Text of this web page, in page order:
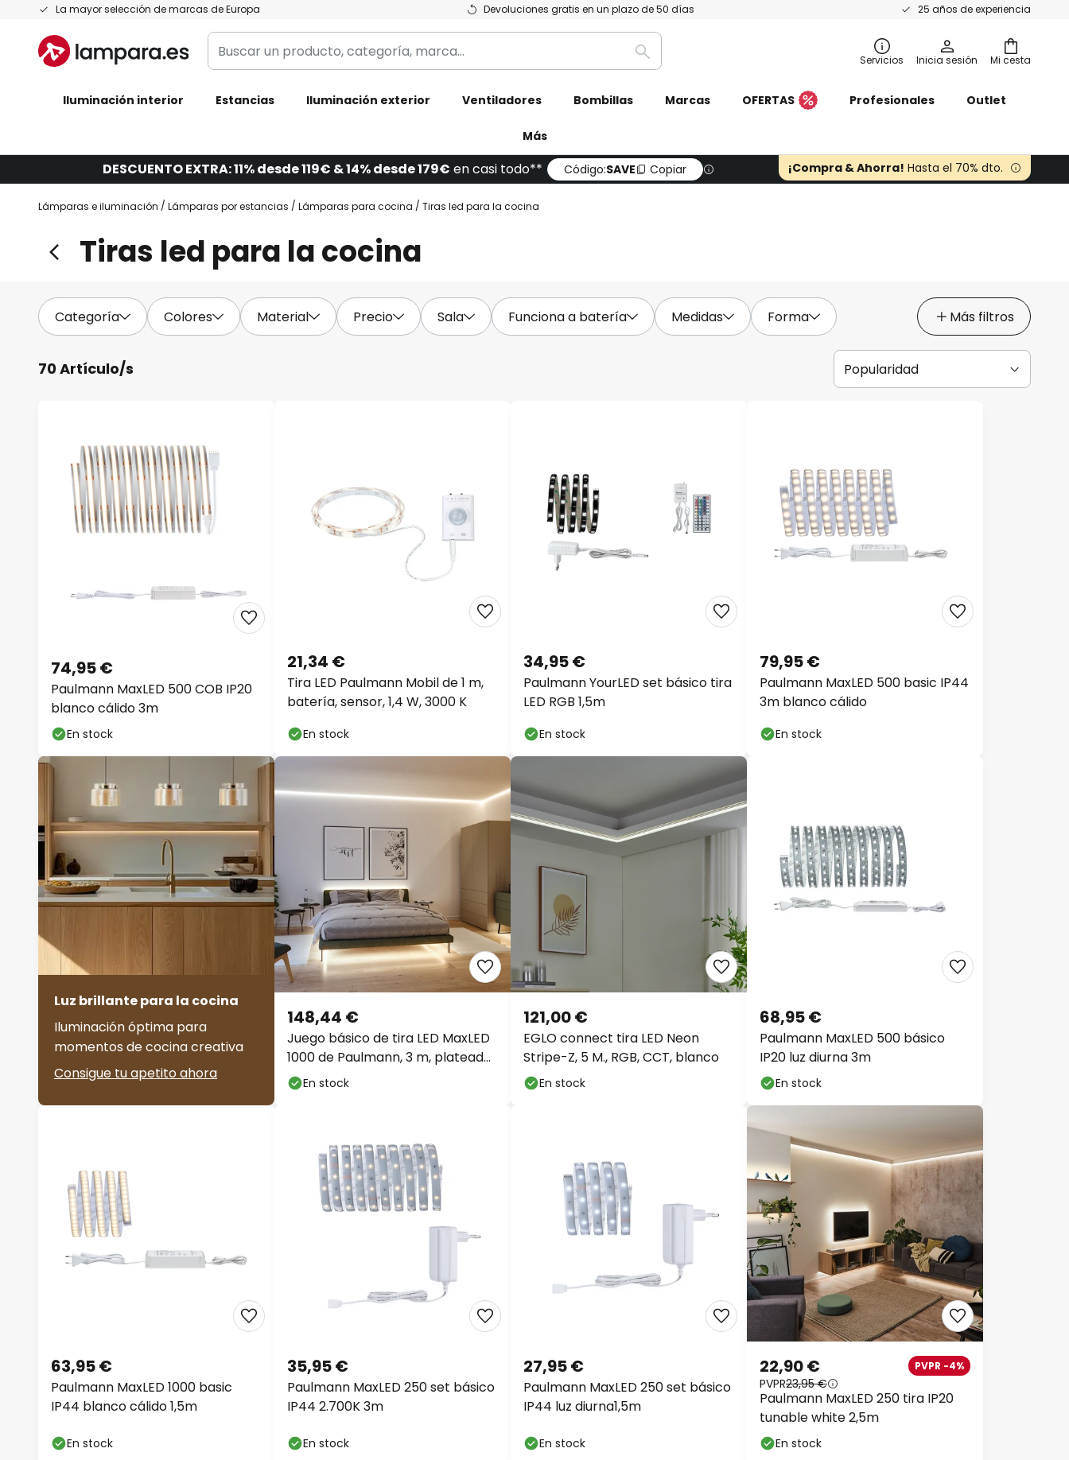
La mayor selección de marcas de Europa Devoluciones gratis en un plazo de 50 días 25 años de experiencia
Ir
contenido
Mi cesta
Buscar
un
categoría,
Buscar Servicios Inicia sesión
Iluminación interior Estancias Iluminación exterior Ventiladores Bombillas Marcas OFERTAS Profesionales Outlet
Más
DESCUENTO EXTRA: 11% desde 119€ & 14% desde 179€ en casi todo** Código:SAVE Copiar ¡Compra & Ahorra! Hasta el 70% dto.
Lámparas e iluminación Lámparas por estancias Lámparas para cocina Tiras led para la cocina
Tiras led para la cocina
Categoría Colores Material Precio Sala Funciona a batería Medidas Forma Más filtros
70 Artículo/s
Paulmann MaxLED 500 COB IP20
blanco cálido 3m
74,95 €
En stock
Tira LED Paulmann Mobil de 1 m,
batería, sensor, 1,4 W, 3000 K
21,34 €
En stock
Paulmann YourLED set básico tira
LED RGB 1,5m
34,95 €
En stock
Paulmann MaxLED 500 basic IP44
3m blanco cálido
79,95 €
En stock
Luz brillante para la cocina
Iluminación óptima para
momentos de cocina creativa
Consigue tu apetito ahora
Juego básico de tira LED MaxLED
1000 de Paulmann, 3 m, plateado,
CCT
148,44 €
En stock
EGLO connect tira LED Neon
Stripe-Z, 5 M., RGB, CCT, blanco
121,00 €
En stock
Paulmann MaxLED 500 básico
IP20 luz diurna 3m
68,95 €
En stock
Paulmann MaxLED 1000 basic
IP44 blanco cálido 1,5m
63,95 €
En stock
Paulmann MaxLED 250 set básico
IP44 2.700K 3m
35,95 €
En stock
Paulmann MaxLED 250 set básico
IP44 luz diurna1,5m
27,95 €
En stock
Paulmann MaxLED 250 tira IP20
tunable white 2,5m
22,90 € PVPR -4%
PVPR23,95 €
En stock